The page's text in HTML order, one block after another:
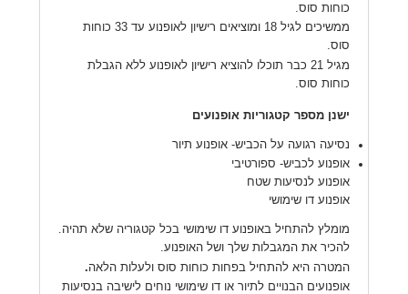
כוחות סוס.
ממשיכים לגיל 18 ומוציאים רישיון לאופנוע עד 33 כוחות
סוס.
מגיל 21 כבר תוכלו להוציא רישיון לאופנוע ללא הגבלת
כוחות סוס.
ישנן מספר קטגוריות אופנועים
נסיעה רגועה על הכביש- אופנוע תיור
אופנוע לכביש- ספורטיבי
אופנוע לנסיעות שטח
אופנוע דו שימושי
מומלץ להתחיל באופנוע דו שימושי בכל קטגוריה שלא תהיה.
להכיר את המגבלות שלך ושל האופנוע.
המטרה היא להתחיל בפחות כוחות סוס ולעלות הלאה.
אופנועים הבנויים לתיור או דו שימושי נוחים לישיבה בנסיעות